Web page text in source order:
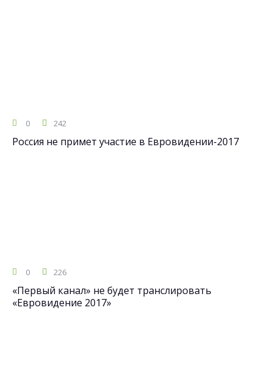
0 242
Россия не примет участие в Евровидении-2017
0 226
«Первый канал» не будет транслировать
«Евровидение 2017»